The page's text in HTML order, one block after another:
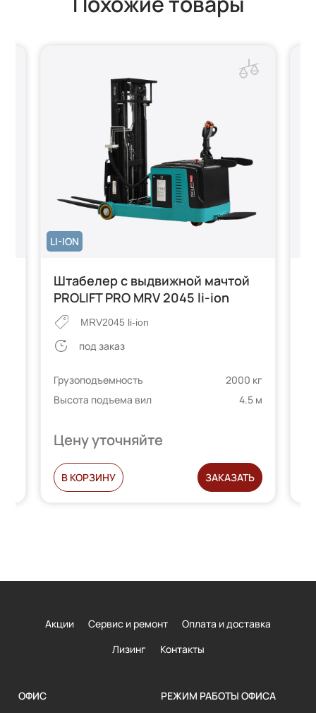
LI-ION
Штабелер с выдвижной мачтой
PROLIFT PRO MRV 2045 li-ion
MRV2045 li-ion
под заказ
Грузоподъемность
2000 кг
Высота подъема вил
4.5 м
Цену уточняйте
В КОРЗИНУ ЗАКАЗАТЬ
Акции Сервис и ремонт
Оплата и доставка
Лизинг
Контакты
ОФИС
РЕЖИМ РАБОТЫ ОФИСА